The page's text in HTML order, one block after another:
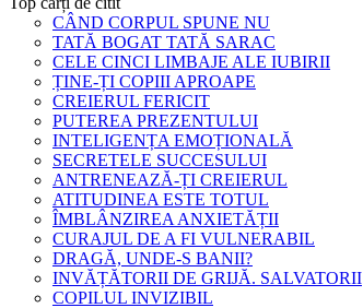
CÂND CORPUL SPUNE NU
TATĂ BOGAT TATĂ SARAC
CELE CINCI LIMBAJE ALE IUBIRII
ȚINE-ȚI COPIII APROAPE
CREIERUL FERICIT
PUTEREA PREZENTULUI
INTELIGENȚA EMOȚIONALĂ
SECRETELE SUCCESULUI
ANTRENEAZĂ-ȚI CREIERUL
ATITUDINEA ESTE TOTUL
ÎMBLÂNZIREA ANXIETĂȚII
CURAJUL DE A FI VULNERABIL
DRAGĂ, UNDE-S BANII?
INVĂȚĂTORII DE GRIJĂ. SALVATORII
COPILUL INVIZIBIL